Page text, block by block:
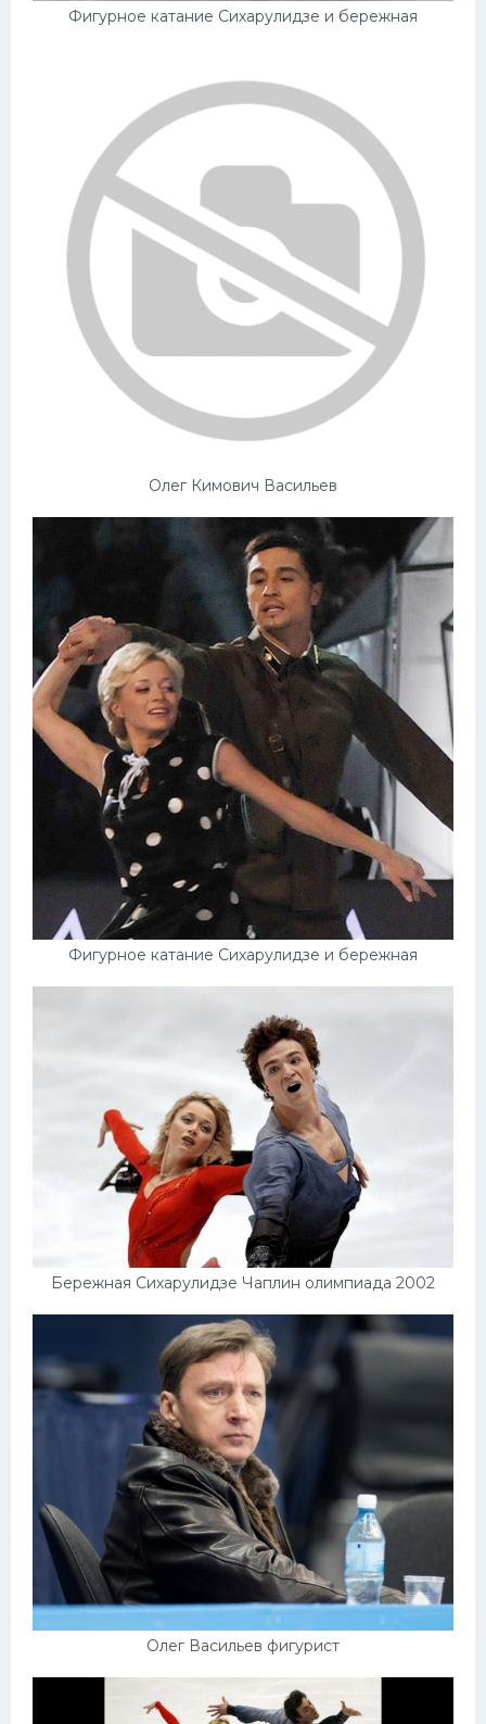
Фигурное катание Сихарулидзе и бережная
Олег Кимович Васильев
Фигурное катание Сихарулидзе и бережная
Бережная Сихарулидзе Чаплин олимпиада 2002
Олег Васильев фигурист